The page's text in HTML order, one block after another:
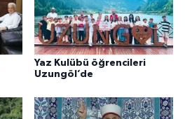
Yaz Kulübü öğrencileri
Uzungöl’de